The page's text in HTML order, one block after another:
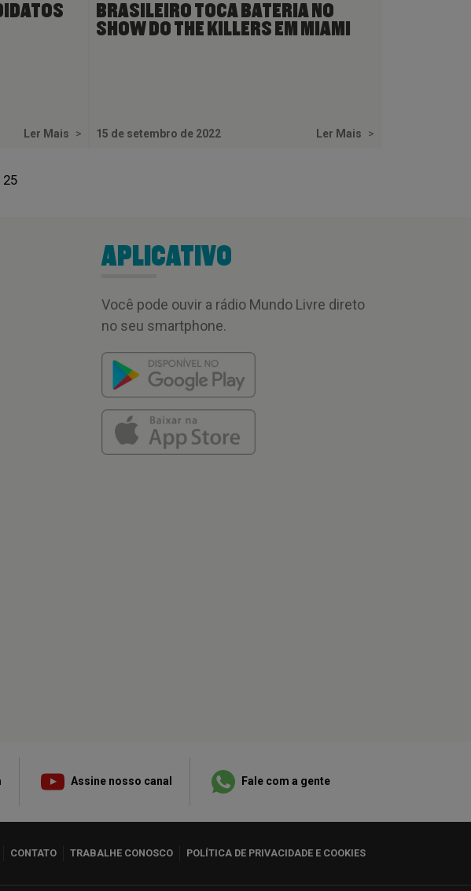
Ler Mais >
BRASILEIRO TOCA BATERIA NO
SHOW DO THE KILLERS EM MIAMI
15 de setembro de 2022 Ler Mais >
25
APLICATIVO
Você pode ouvir a rádio Mundo Livre direto
no seu smartphone.
Assine nosso canal Fale com a gente
CONTATO TRABALHE CONOSCO POLÍTICA DE PRIVACIDADE E COOKIES